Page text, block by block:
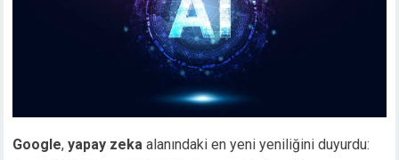
Google,yapay zeka alanındaki en yeni yeniliğini duyurdu: